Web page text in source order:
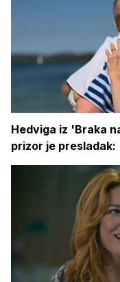
Hedviga iz 'Braka
prizor je